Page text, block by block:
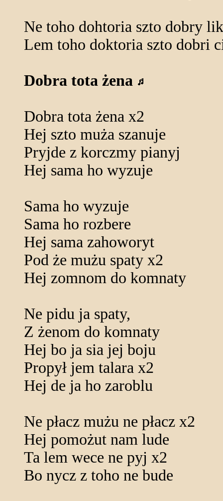
Ne toho dohtoria szto dobry
Lem toho doktoria szto dobri
Dobra tota żena
Dobra tota żena x2
Hej szto muża szanuje
Pryjde z korczmy pianyj
Hej sama ho wyzuje
Sama ho wyzuje
Sama ho rozbere
Hej sama zahoworyt
Pod że mużu spaty x2
Hej zomnom do komnaty
Ne pidu ja spaty,
Z żenom do komnaty
Hej bo ja sia jej boju
Propył jem talara x2
Hej de ja ho zaroblu
Ne płacz mużu ne płacz x2
Hej pomożut nam lude
Ta lem wece ne pyj x2
Bo nycz z toho ne bude